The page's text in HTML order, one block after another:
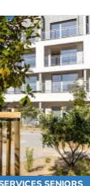
SENIORS